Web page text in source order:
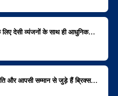
लिए देसी व्यंजनों के साथ ही आधुनिक…
और आपसी सम्मान से जुड़े हैं ब्रिक्स…